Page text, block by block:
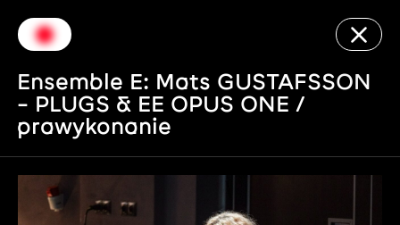
Ensemble E: Mats GUSTAFSSON
– PLUGS & EE OPUS ONE /
prawykonanie